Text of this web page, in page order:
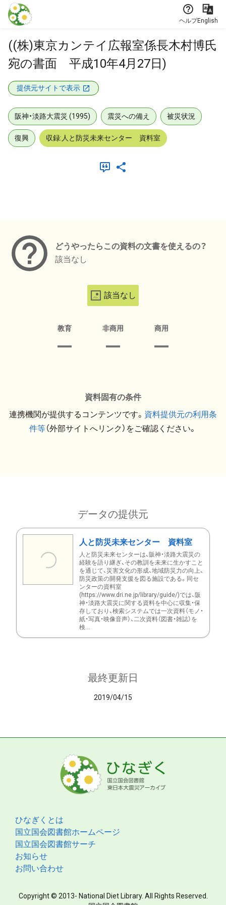
本文に飛ぶ
ヘルプEnglish
((株)東京カンテイ広報室係長木村博氏
宛の書面 平成10年4月27日)
提供元サイトで表示
阪神・淡路大震災 (1995) 震災への備え 被災状況
復興 収録:人と防災未来センター 資料室
どうやったらこの資料の文書を使えるの？
該当なし
該当なし
教育 非商用 商用
資料固有の条件
連携機関が提供するコンテンツです。 資料提供元の利用条
件等（外部サイトへリンク）をご確認ください。
データの提供元
人と防災未来センター 資料室
人と防災未来センターは、阪神・淡路大震災の
経験を語り継ぎ、その教訓を未来に生かすこと
を通じて、災害文化の形成、地域防災力の向上、
防災政策の開発支援を図る施設である。同セ
ンターの資料室
(https://www.dri.ne.jp/library/guide/)では、阪
神・淡路大震災に関する資料を中心に収集・保
存しており、検索システムでは一次資料（モノ・
紙・写真・映像音声）、二次資料（図書・雑誌）を
検...
最終更新日
2019/04/15
ひなぎくとは
国立国会図書館ホームページ
国立国会図書館サーチ
お知らせ
お問い合わせ
Copyright © 2013- National Diet Library. All Rights Reserved.